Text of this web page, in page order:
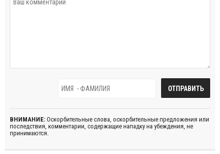
ВНИМАНИЕ: Оскорбительные слова, оскорбительные предложения или
последствия, комментарии, содержащие нападку на убеждения, не
принимаются.